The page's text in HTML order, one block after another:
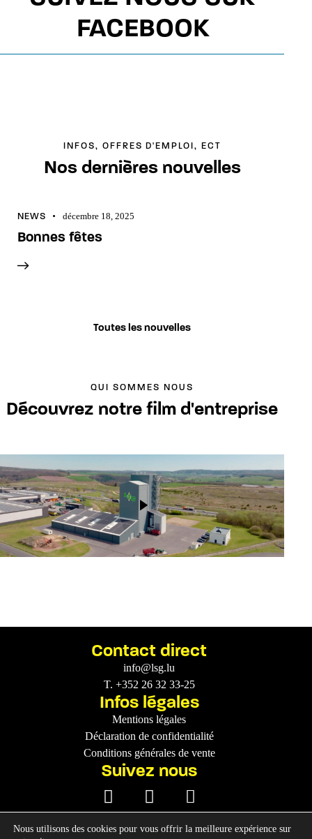
FACEBOOK
INFOS, OFFRES D'EMPLOI, ECT
Nos dernières nouvelles
NEWS décembre 18, 2025
Bonnes fêtes
Toutes les nouvelles
QUI SOMMES NOUS
Découvrez notre film d'entreprise
Contact direct
info@lsg.lu
T. +352 26 32 33-25
Infos légales
Mentions légales
Déclaration de confidentialité
Conditions générales de vente
Suivez nous
Nous utilisons des cookies pour vous offrir la meilleure expérience sur